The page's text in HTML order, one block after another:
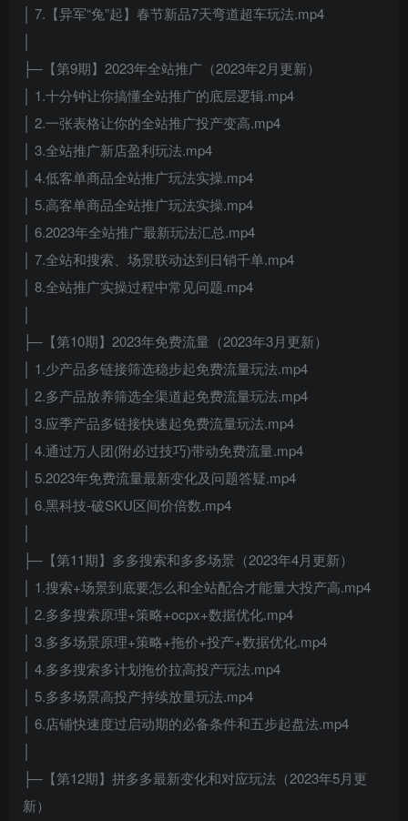
│ 7.【异军“兔”起】春节新品7天弯道超车玩法.mp4
│
├─【第9期】2023年全站推广（2023年2月更新）
│ 1.十分钟让你搞懂全站推广的底层逻辑.mp4
│ 2.一张表格让你的全站推广投产变高.mp4
│ 3.全站推广新店盈利玩法.mp4
│ 4.低客单商品全站推广玩法实操.mp4
│ 5.高客单商品全站推广玩法实操.mp4
│ 6.2023年全站推广最新玩法汇总.mp4
│ 7.全站和搜索、场景联动达到日销千单.mp4
│ 8.全站推广实操过程中常见问题.mp4
│
├─【第10期】2023年免费流量（2023年3月更新）
│ 1.少产品多链接筛选稳步起免费流量玩法.mp4
│ 2.多产品放养筛选全渠道起免费流量玩法.mp4
│ 3.应季产品多链接快速起免费流量玩法.mp4
│ 4.通过万人团(附必过技巧)带动免费流量.mp4
│ 5.2023年免费流量最新变化及问题答疑.mp4
│ 6.黑科技-破SKU区间价倍数.mp4
│
├─【第11期】多多搜索和多多场景（2023年4月更新）
│ 1.搜索+场景到底要怎么和全站配合才能量大投产高.mp4
│ 2.多多搜索原理+策略+ocpx+数据优化.mp4
│ 3.多多场景原理+策略+拖价+投产+数据优化.mp4
│ 4.多多搜索多计划拖价拉高投产玩法.mp4
│ 5.多多场景高投产持续放量玩法.mp4
│ 6.店铺快速度过启动期的必备条件和五步起盘法.mp4
│
├─【第12期】拼多多最新变化和对应玩法（2023年5月更
新）